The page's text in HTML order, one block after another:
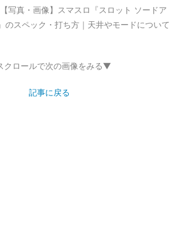
【写真・画像】スマスロ『スロット ソードア
のスペック・打ち方｜天井やモードについて
ロールで次の画像をみる▼
記事に戻る